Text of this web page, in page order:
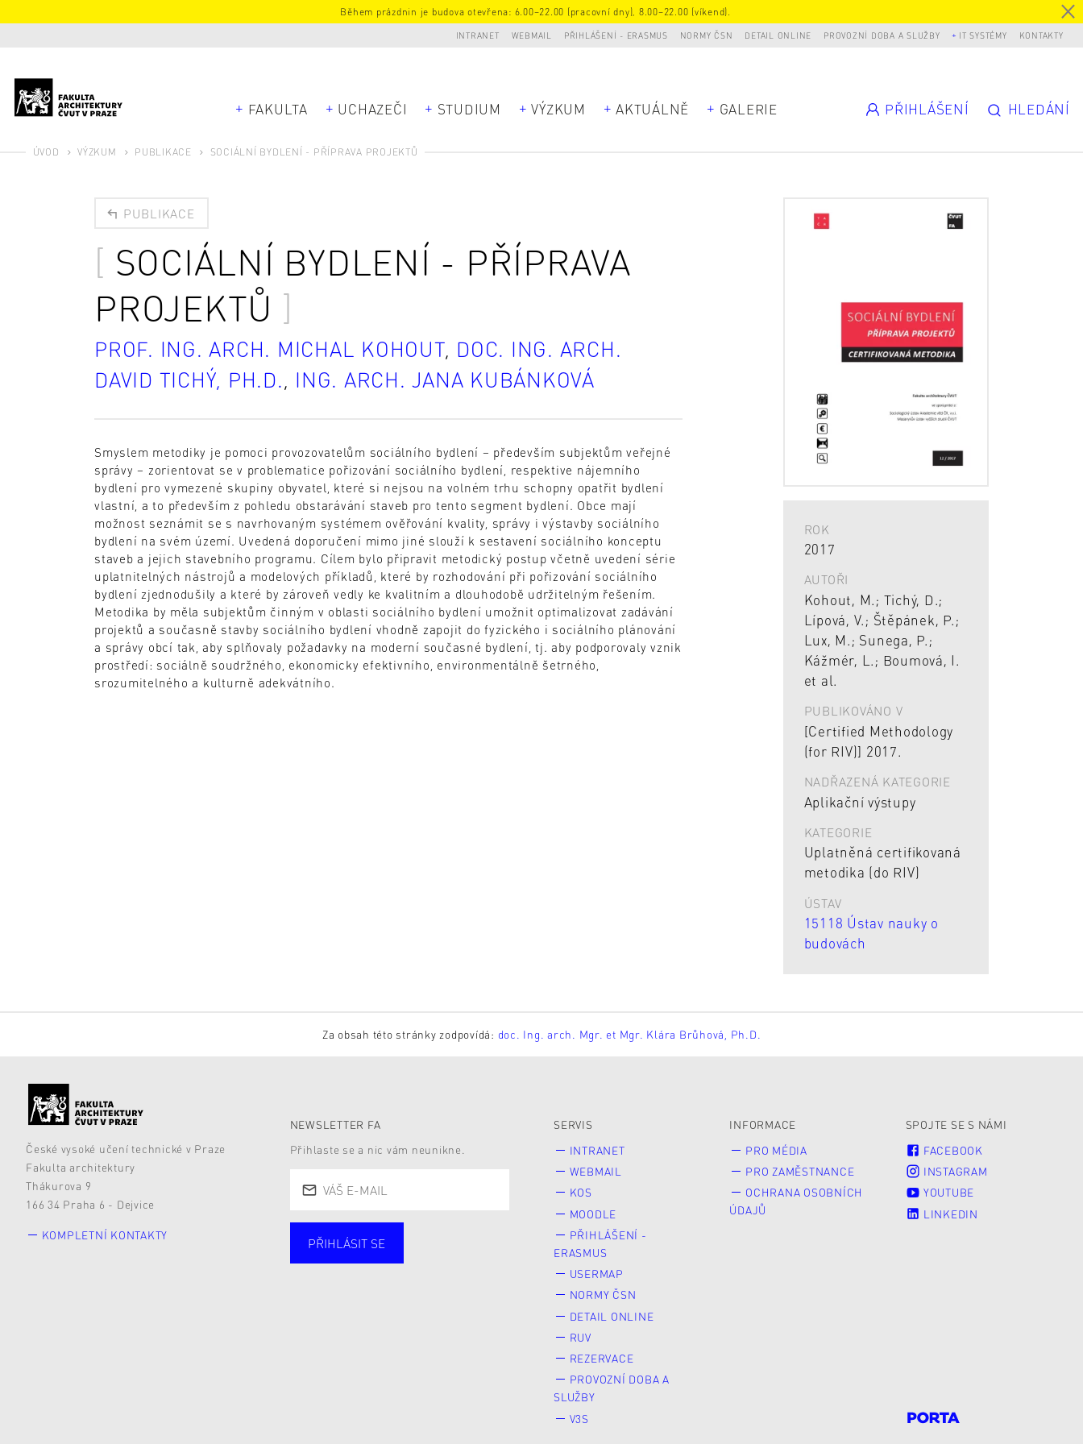
Během prázdnin je budova otevřena: 6.00–22.00 (pracovní dny), 8.00–22.00 (víkend).
INTRANET WEBMAIL PŘIHLÁŠENÍ - ERASMUS NORMY ČSN DETAIL ONLINE PROVOZNÍ DOBA A SLUŽBY IT SYSTÉMY KONTAKTY
FAKULTA UCHAZEČI STUDIUM VÝZKUM AKTUÁLNĚ GALERIE PŘIHLÁŠENÍ HLEDÁNÍ
ÚVOD VÝZKUM PUBLIKACE SOCIÁLNÍ BYDLENÍ - PŘÍPRAVA PROJEKTŮ
PUBLIKACE
SOCIÁLNÍ BYDLENÍ - PŘÍPRAVA
PROJEKTŮ
PROF. ING. ARCH. MICHAL KOHOUT, DOC. ING. ARCH.
DAVID TICHÝ, PH.D., ING. ARCH. JANA KUBÁNKOVÁ
Smyslem metodiky je pomoci provozovatelům sociálního bydlení – především subjektům veřejné
správy – zorientovat se v problematice pořizování sociálního bydlení, respektive nájemního
bydlení pro vymezené skupiny obyvatel, které si nejsou na volném trhu schopny opatřit bydlení
vlastní, a to především z pohledu obstarávání staveb pro tento segment bydlení. Obce mají
možnost seznámit se s navrhovaným systémem ověřování kvality, správy i výstavby sociálního
bydlení na svém území. Uvedená doporučení mimo jiné slouží k sestavení sociálního konceptu
staveb a jejich stavebního programu. Cílem bylo připravit metodický postup včetně uvedení série
uplatnitelných nástrojů a modelových příkladů, které by rozhodování při pořizování sociálního
bydlení zjednodušily a které by zároveň vedly ke kvalitním a dlouhodobě udržitelným řešením.
Metodika by měla subjektům činným v oblasti sociálního bydlení umožnit optimalizovat zadávání
projektů a současně stavby sociálního bydlení vhodně zapojit do fyzického i sociálního plánování
a správy obcí tak, aby splňovaly požadavky na moderní současné bydlení, tj. aby podporovaly vznik
prostředí: sociálně soudržného, ekonomicky efektivního, environmentálně šetrného,
srozumitelného a kulturně adekvátního.
ROK
2017
AUTOŘI
Kohout, M.; Tichý, D.;
Lípová, V.; Štěpánek, P.;
Lux, M.; Sunega, P.;
Kážmér, L.; Boumová, I.
et al.
PUBLIKOVÁNO V
[Certified Methodology
(for RIV)] 2017.
NADŘAZENÁ KATEGORIE
Aplikační výstupy
KATEGORIE
Uplatněná certifikovaná
metodika (do RIV)
ÚSTAV
15118 Ústav nauky o
budovách
Za obsah této stránky zodpovídá: doc. Ing. arch. Mgr. et Mgr. Klára Brůhová, Ph.D.
České vysoké učení technické v Praze
Fakulta architektury
Thákurova 9
166 34 Praha 6 - Dejvice
KOMPLETNÍ KONTAKTY
NEWSLETTER FA
Přihlaste se a nic vám neunikne.
PŘIHLÁSIT SE
SERVIS
INTRANET
WEBMAIL
KOS
MOODLE
PŘIHLÁŠENÍ -
ERASMUS
USERMAP
NORMY ČSN
DETAIL ONLINE
RUV
REZERVACE
PROVOZNÍ DOBA A
SLUŽBY
V3S
INFORMACE
PRO MÉDIA
PRO ZAMĚSTNANCE
OCHRANA OSOBNÍCH
ÚDAJŮ
SPOJTE SE S NÁMI
FACEBOOK
INSTAGRAM
YOUTUBE
LINKEDIN